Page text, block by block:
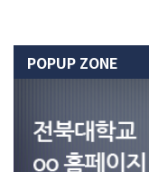
POPUP ZONE